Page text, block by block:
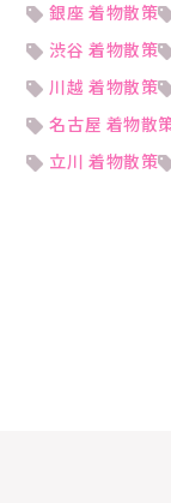
銀座 着物散策
渋谷 着物散策
川越 着物散策
名古屋 着物散
立川 着物散策